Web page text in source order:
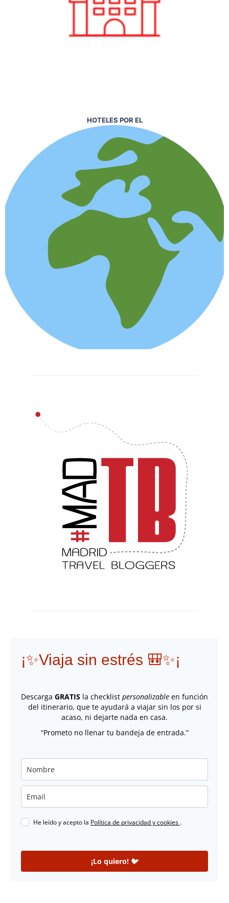
HOTELES POR EL
¡✨Viaja sin estrés 🎒✨¡
Descarga GRATIS la checklist personalizable en función
del itinerario, que te ayudará a viajar sin los por si
acaso, ni dejarte nada en casa.
“Prometo no llenar tu bandeja de entrada.”
He leído y acepto la Política de privacidad y cookies .
¡Lo quiero! 🐦